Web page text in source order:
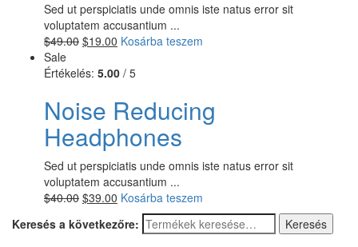
Sed ut perspiciatis unde omnis iste natus error sit
voluptatem accusantium ...
$49.00 $19.00 Kosárba teszem
Sale
Értékelés: 5.00 / 5
Noise Reducing
Headphones
Sed ut perspiciatis unde omnis iste natus error sit
voluptatem accusantium ...
$40.00 $39.00 Kosárba teszem
Keresés a következőre:
Keresés